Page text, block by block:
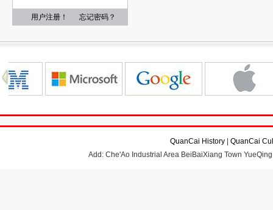
用户注册！ 忘记密码？
QuanCai History
QuanCai
Add: Che'Ao Industrial Area BeiBaiXiang Town